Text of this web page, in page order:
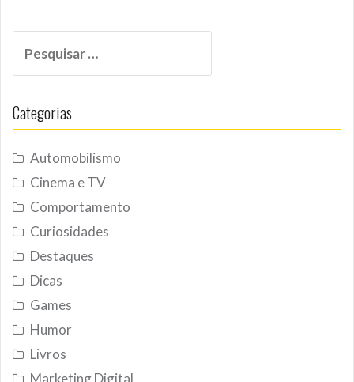
por:
Categorias
Automobilismo
Cinema e TV
Comportamento
Curiosidades
Destaques
Dicas
Games
Humor
Livros
Marketing Digital